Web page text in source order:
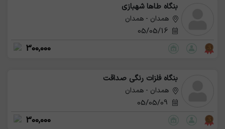
بنگاه طاها شهبازی
همدان - همدان
05/05/16
300,000
بنگاه فلزات رنگی صداقت
همدان - همدان
300,000